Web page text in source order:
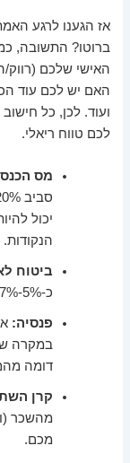
ברוטו? התשובה,
האישי שלכם (רווק/
האם יש לכם עוד
ועוד. לכן, כל
לכם טווח ריאלי.
מס
הנקודות.
ביטוח
כ-5%-7% מהברוטו, כלומר בין 1,350 ל-1,900 שקלים.
פנסיה:
דומה
קרן
מכם.